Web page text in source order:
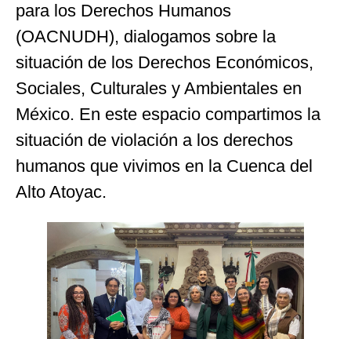
para los Derechos Humanos
(OACNUDH), dialogamos sobre la
situación de los Derechos Económicos,
Sociales, Culturales y Ambientales en
México. En este espacio compartimos la
situación de violación a los derechos
humanos que vivimos en la Cuenca del
Alto Atoyac.